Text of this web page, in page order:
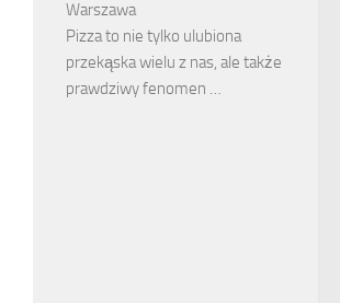
Warszawa
Pizza to nie tylko ulubiona
przekąska wielu z nas, ale także
prawdziwy fenomen …